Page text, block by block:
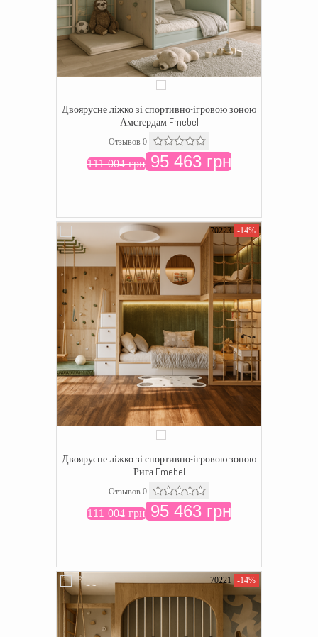
Двоярусне ліжко зі спортивно-ігровою зоною
Амстердам Fmebel
Отзывов 0
111 004 грн95 463 грн
70223 -14%
Двоярусне ліжко зі спортивно-ігровою зоною
Рига Fmebel
Отзывов 0
111 004 грн95 463 грн
70221 -14%